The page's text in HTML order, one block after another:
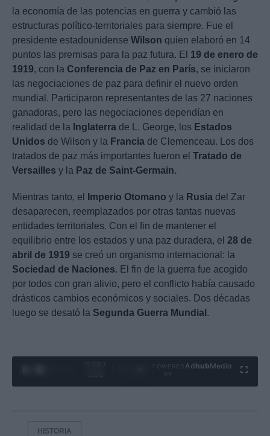
la economía de las potencias en guerra y cambió las
estructuras político-territoriales para siempre. Fue el
presidente estadounidense Wilson quien elaboró en 14
puntos las premisas para la paz futura. El 19 de enero de
1919, con la Conferencia de Paz en París, se iniciaron
las negociaciones de paz para definir el nuevo orden
mundial. Participaron representantes de las 27 naciones
ganadoras, pero las negociaciones dependían en
realidad de la Inglaterra de L. George, los Estados
Unidos de Wilson y la Francia de Clemenceau. Los dos
tratados de paz más importantes fueron el Tratado de
Versailles y la Paz de Saint-Germain.
Mientras tanto, el Imperio Otomano y la Rusia del Zar
desaparecen, reemplazados por otras tantas nuevas
entidades territoriales. Con el fin de mantener el
equilibrio entre los estados y una paz duradera, el 28 de
abril de 1919 se creó un organismo internacional: la
Sociedad de Naciones. El fin de la guerra fue acogido
por todos con gran alivio, pero el conflicto había causado
drásticos cambios económicos y sociales. Dos décadas
luego se desató la Segunda Guerra Mundial .
0:29 /
Ad hubMedia
HISTORIA